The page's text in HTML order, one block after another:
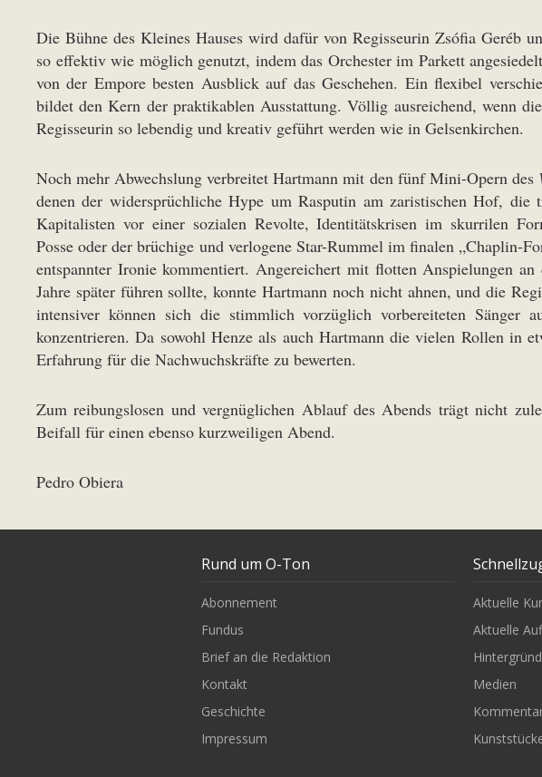
Die Bühne des Kleines Hauses wird dafür von Regisseurin Zsófia Geréb
so effektiv wie möglich genutzt, indem das Orchester im Parkett
von der Empore besten Ausblick auf das Geschehen. Ein flexibel
bildet den Kern der praktikablen Ausstattung. Völlig ausreichend, wenn
Regisseurin so lebendig und kreativ geführt werden wie in Gelsenkirchen.
Noch mehr Abwechslung verbreitet Hartmann mit den fünf Mini-Opern des
denen der widersprüchliche Hype um Rasputin am zaristischen Hof, die
Kapitalisten vor einer sozialen Revolte, Identitätskrisen im skurrilen
Posse oder der brüchige und verlogene Star-Rummel im finalen „Chaplin-
entspannter Ironie kommentiert. Angereichert mit flotten Anspielungen
Jahre später führen sollte, konnte Hartmann noch nicht ahnen, und die
intensiver können sich die stimmlich vorzüglich vorbereiteten Sänger
konzentrieren. Da sowohl Henze als auch Hartmann die vielen Rollen in
Erfahrung für die Nachwuchskräfte zu bewerten.
Zum reibungslosen und vergnüglichen Ablauf des Abends trägt nicht
Beifall für einen ebenso kurzweiligen Abend.
Pedro Obiera
Rund um O-Ton
Abonnement
Fundus
Brief an die Redaktion
Kontakt
Geschichte
Impressum
Aktuelle
Aktuelle
Medien